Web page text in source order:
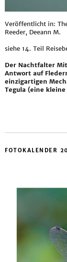
Veröffentlicht in:
Reeder, Deeann M.
siehe 14. Teil
Der Nachtfalter
Antwort auf
einzigartigen
Tegula (eine
FOTOKALENDER